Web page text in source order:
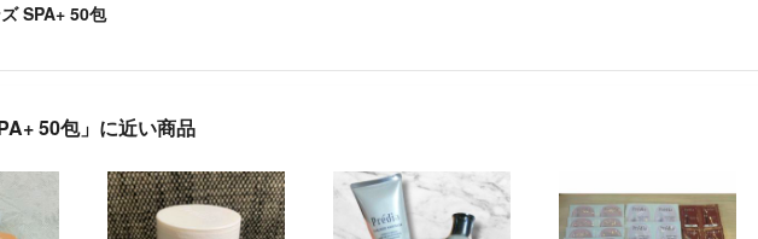
SPA+ 50包
50包」に近い商品